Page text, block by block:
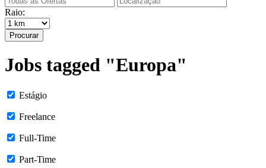
Raio:
Procurar
Jobs tagged "Europa"
Estágio
Freelance
Full-Time
Part-Time